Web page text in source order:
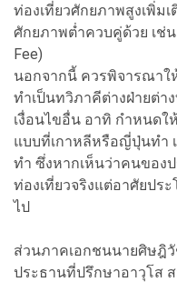
ท่องเที่ยวศักยภาพสูงเพิ่ม
ศักยภาพต่ำควบคู่ด้วย เช่
Fee)
นอกจากนี้ ควรพิจารณาใ
ทำเป็นทวิภาคีต่างฝ่ายต่
เงื่อนไขอื่น อาทิ กำหนดใ
แบบที่เกาหลีหรือญี่ปุ่นทำ
ทำ ซึ่งหากเห็นว่าคนของ
ท่องเที่ยวจริงแต่อาศัยปร
ไป
ส่วนภาคเอกชนนายศิษฎิ
ประธานที่ปรึกษาอาวุโส